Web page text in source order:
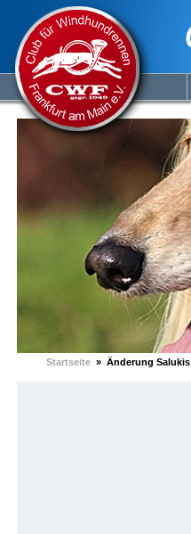
Startseite » Änderung Salukis